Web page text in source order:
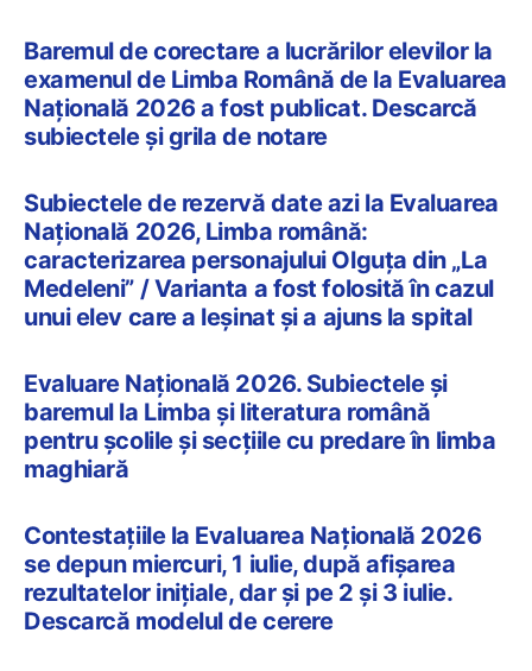
Baremul de corectare a lucrărilor elevilor la
examenul de Limba Română de la Evaluarea
Națională 2026 a fost publicat. Descarcă
subiectele și grila de notare
Subiectele de rezervă date azi la Evaluarea
Națională 2026, Limba română:
caracterizarea personajului Olguța din „La
Medeleni” / Varianta a fost folosită în cazul
unui elev care a leșinat și a ajuns la spital
Evaluare Națională 2026. Subiectele și
baremul la Limba și literatura română
pentru școlile și secțiile cu predare în limba
maghiară
Contestațiile la Evaluarea Națională 2026
se depun miercuri, 1 iulie, după afișarea
rezultatelor inițiale, dar și pe 2 și 3 iulie.
Descarcă modelul de cerere